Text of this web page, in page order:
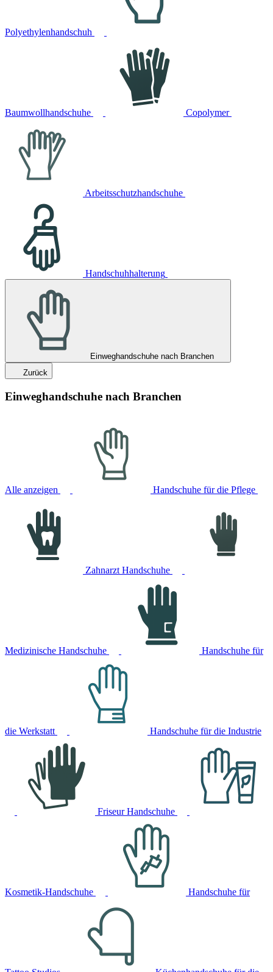
Polyethylenhandschuh
Baumwollhandschuhe Copolymer
Arbeitsschutzhandschuhe
Handschuhhalterung
Einweghandschuhe nach Branchen
Zurück
Einweghandschuhe nach Branchen
Alle anzeigen Handschuhe für die Pflege
Zahnarzt Handschuhe
Medizinische Handschuhe Handschuhe für
die Werkstatt Handschuhe für die Industrie
Friseur Handschuhe
Kosmetik-Handschuhe Handschuhe für